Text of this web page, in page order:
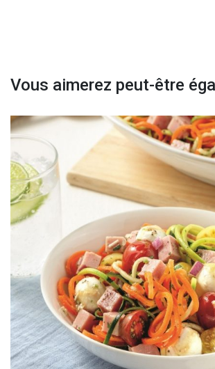
Vous aimerez peut-être